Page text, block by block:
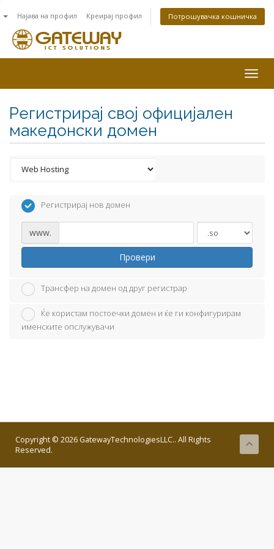
Најава на профил Креирај профил Потрошувачка кошничка
Регистрирај свој официјален
македонски домен
Регистрирај нов домен
www.
Провери
Трансфер на домен од друг регистрар
Ќе користам постоечки домен и ќе ги конфигурирам
именските опслужувачи
Copyright © 2026 GatewayTechnologiesLLC.. All Rights
Reserved.